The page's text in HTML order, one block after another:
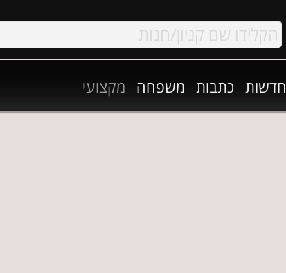
חדשות כתבות משפחה מקצועי